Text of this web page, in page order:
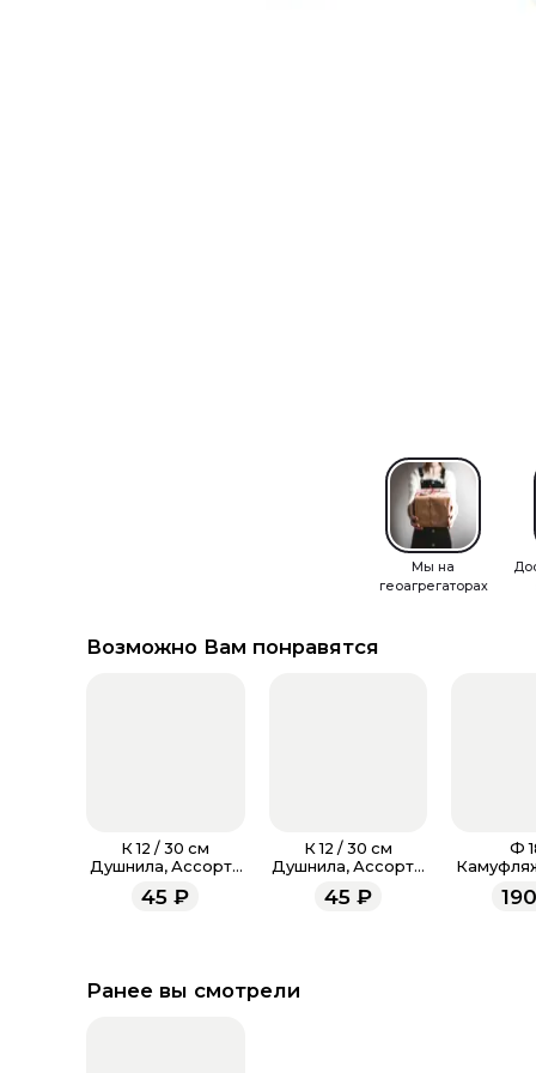
Мы на
геоагрегаторах
Возможно Вам понравятся
К 12 / 30 см
Душнила, Ассорти
45 ₽
К 12 / 30 см
Душнила, Ассорти
45₽
Ф
190
Ранее вы смотрели